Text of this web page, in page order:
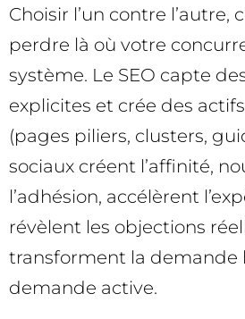
Choisir l’un contre l’autre,
perdre là où votre
système. Le SEO capte
explicites et crée des
(pages piliers, clusters,
sociaux créent l’affinité,
l’adhésion, accélèrent
révèlent les objections
transforment la demande
demande active.